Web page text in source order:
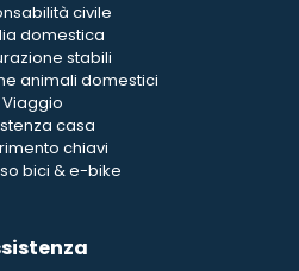
civile
domestica
stabili
animali domestici
Viaggio
casa
chiavi
bici & e-bike